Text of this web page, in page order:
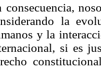
consecuencia,
la
y la
si es